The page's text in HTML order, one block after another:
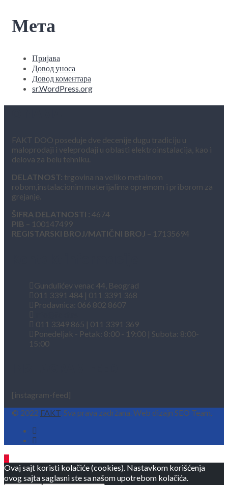
Мета
Пријава
Довод уноса
Довод коментара
sr.WordPress.org
FAKT DOO poseduje dve decenije dugu tradiciju u
maloprodaji i veleprodaji u oblasti elektroinstalacija, kao i
delova za belu tehniku.
DELATNOST: trgovina na veliko metalnom
robom,instalacionim materijalima opremom i priborom za
grejanje.
ŠIFRA DELATNOSTI : 4674
PIB – 100147499
REGISTARSKI BROJ/MATIČNI BROJ – 17135694
Gundulićev venac 44, Beograd
011 3391 484 | 011 3391 368
Prodavnica: 066 802 8607
011 3349 865 | 011 3391 369
Ponedeljak - Petak: 8:00 - 19:00 | Subota: 8:00-
15:00
[instagram-feed]
© 2022 FAKT. Sva prava zadržana. Web dizajn SEO Team.
Ovaj sajt koristi kolačiće (cookies). Nastavkom korišćenja
ovog sajta saglasni ste sa našom upotrebom kolačića.